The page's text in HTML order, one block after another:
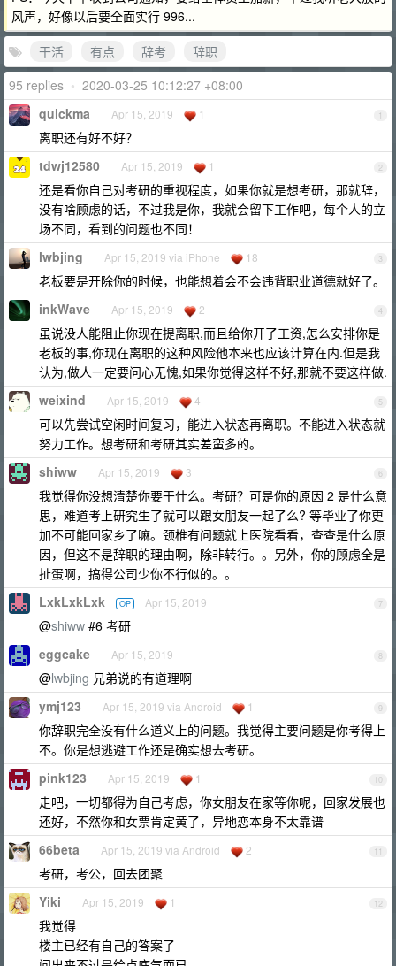
风声，好像以后要全面实行 996...
干活
有点 辞考
辞职
95 replies • 2020-03-25 10:12:27 +08:00
1
quickma Apr 15, 2019 1
离职还有好不好？
2
tdwj12580 Apr 15, 2019 1
还是看你自己对考研的重视程度，如果你就是想考研，那就辞，
没有啥顾虑的话，不过我是你，我就会留下工作吧，每个人的立
场不同，看到的问题也不同！
3
lwbjing Apr 15, 2019 via iPhone 18
老板要是开除你的时候，也能想着会不会违背职业道德就好了。
4
inkWave Apr 15, 2019 2
虽说没人能阻止你现在提离职,而且给你开了工资,怎么安排你是
老板的事,你现在离职的这种风险他本来也应该计算在内.但是我
认为,做人一定要问心无愧,如果你觉得这样不好,那就不要这样做.
5
weixind Apr 15, 2019 4
可以先尝试空闲时间复习，能进入状态再离职。不能进入状态就
努力工作。想考研和考研其实差蛮多的。
6
shiww Apr 15, 2019 3
我觉得你没想清楚你要干什么。考研？可是你的原因 2 是什么意
思，难道考上研究生了就可以跟女朋友一起了么? 等毕业了你更
加不可能回家乡了嘛。颈椎有问题就上医院看看，查查是什么原
因，但这不是辞职的理由啊，除非转行。。另外，你的顾虑全是
扯蛋啊，搞得公司少你不行似的。。
7
LxkLxkLxk OP Apr 15, 2019
@shiww #6 考研
8
eggcake Apr 15, 2019
@lwbjing 兄弟说的有道理啊
9
ymj123 Apr 15, 2019 via Android 1
你辞职完全没有什么道义上的问题。我觉得主要问题是你考得上
不。你是想逃避工作还是确实想去考研。
10
pink123 Apr 15, 2019 1
走吧，一切都得为自己考虑，你女朋友在家等你呢，回家发展也
还好，不然你和女票肯定黄了，异地恋本身不太靠谱
11
66beta Apr 15, 2019 via Android 2
考研，考公，回去团聚
12
Yiki Apr 15, 2019 1
我觉得
楼主已经有自己的答案了